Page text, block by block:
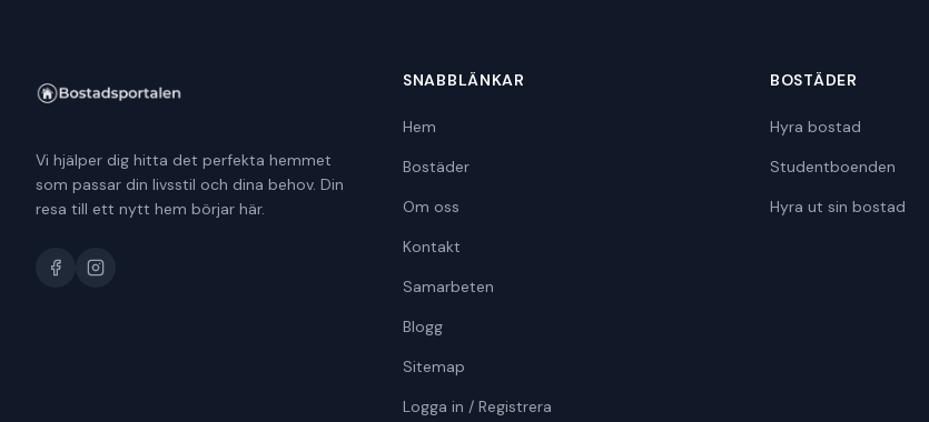
Vi hjälper dig hitta det perfekta hemmet
som passar din livsstil och dina behov. Din
resa till ett nytt hem börjar här.
SNABBLÄNKAR
Hem
Bostäder
Om oss
Kontakt
Samarbeten
Blogg
Sitemap
Logga in / Registrera
BOSTÄDER
Hyra bostad
Studentboenden
Hyra ut sin bostad